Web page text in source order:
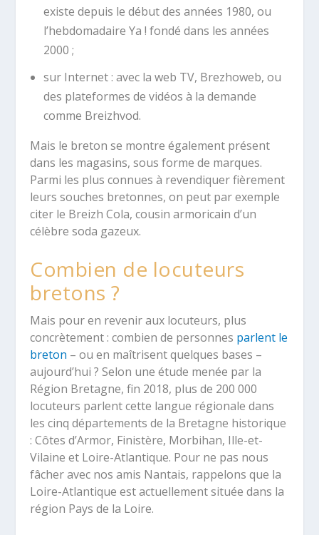
existe depuis le début des années 1980, ou
l’hebdomadaire Ya ! fondé dans les années
2000 ;
sur Internet : avec la web TV, Brezhoweb, ou
des plateformes de vidéos à la demande
comme Breizhvod.
Mais le breton se montre également présent
dans les magasins, sous forme de marques.
Parmi les plus connues à revendiquer fièrement
leurs souches bretonnes, on peut par exemple
citer le Breizh Cola, cousin armoricain d’un
célèbre soda gazeux.
Combien de locuteurs
bretons ?
Mais pour en revenir aux locuteurs, plus
concrètement : combien de personnes parlent le
breton – ou en maîtrisent quelques bases –
aujourd’hui ? Selon une étude menée par la
Région Bretagne, fin 2018, plus de 200 000
locuteurs parlent cette langue régionale dans
les cinq départements de la Bretagne historique
: Côtes d’Armor, Finistère, Morbihan, Ille-et-
Vilaine et Loire-Atlantique. Pour ne pas nous
fâcher avec nos amis Nantais, rappelons que la
Loire-Atlantique est actuellement située dans la
région Pays de la Loire.